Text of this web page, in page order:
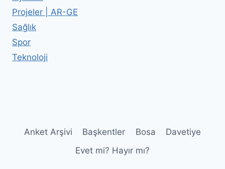
Projeler | AR-GE
Sağlık
Spor
Teknoloji
Anket Arşivi Başkentler Bosa
Davetiye
Evet mi? Hayır mı?